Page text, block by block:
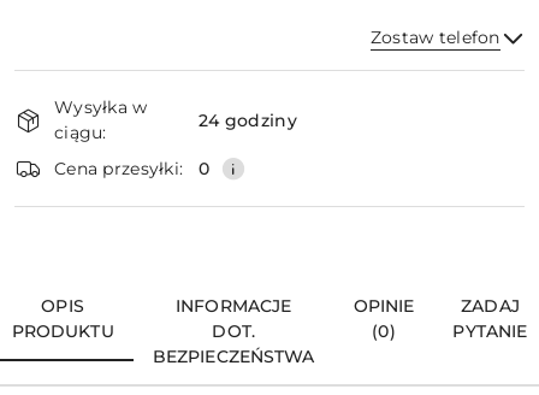
Zostaw telefon
i
dostawa
Wysyłka w
ciągu:
24 godziny
Cena przesyłki: 0
OPIS
PRODUKTU
INFORMACJE
DOT.
BEZPIECZEŃSTWA
OPINIE
(0)
ZADAJ
PYTANIE